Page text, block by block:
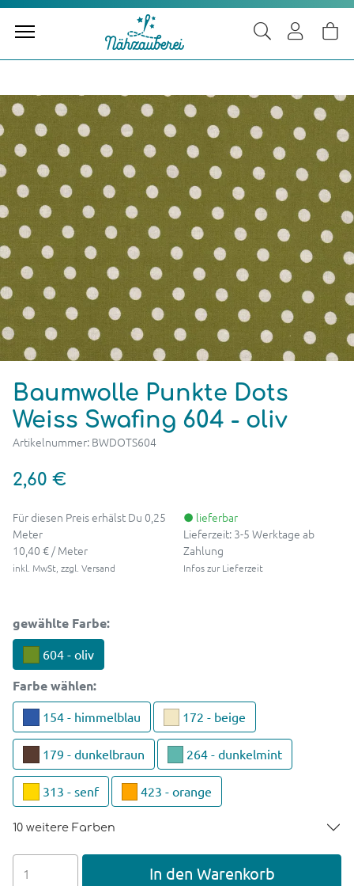
Baumwolle Punkte Dots
Weiss Swafing 604 - oliv
Artikelnummer: BWDOTS604
2,60 €
Für diesen Preis erhälst Du 0,25
Meter
10,40 € / Meter
inkl. MwSt, zzgl. Versand
● lieferbar
Lieferzeit: 3-5 Werktage ab
Zahlung
Infos zur Lieferzeit
gewählte Farbe:
604 - oliv
Farbewählen:
154 - himmelblau 172 - beige
179 - dunkelbraun 264 - dunkelmint
313 - senf 423 - orange
10 weitere Farben
In den Warenkorb